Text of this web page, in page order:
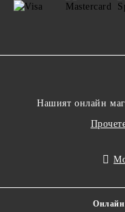
Нашият онлайн
Онлайн